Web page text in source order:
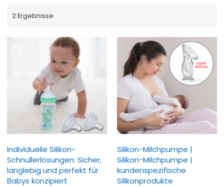
2 Ergebnisse
Individuelle Silikon-
Schnullerlösungen: Sicher,
langlebig und perfekt für
Babys konzipiert
Silikon-Milchpumpe |
Silikon-Milchpumpe |
kundenspezifische
Silikonprodukte